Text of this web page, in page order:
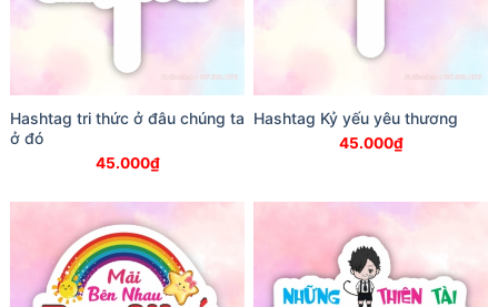
Hashtag tri thức ở đâu chúng ta
ở đó
45.000₫
Hashtag Kỷ yếu yêu thương
45.000₫